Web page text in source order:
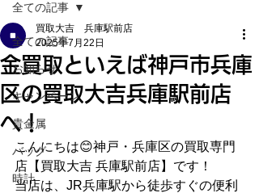
全ての記事
お知らせ
キャンペーン
貴金属
バッグ
時計
全ての記事
金買取といえば神戸市兵庫
区の買取大吉兵庫駅前店
へ！
買取大吉 兵庫駅前店
2025年7月22日
こんにちは😊神戸・兵庫区の買取専門
店【買取大吉 兵庫駅前店】です！
当店は、JR兵庫駅から徒歩すぐの便利